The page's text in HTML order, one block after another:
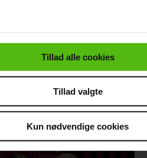
cookiepolitik.
Tillad alle cookies
Tillad valgte
Kun nødvendige cookies
skelsættende
fra sin far